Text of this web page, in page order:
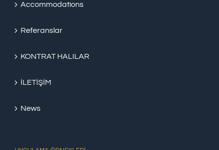
Accommodations
Referanslar
KONTRAT HALILAR
İLETİŞİM
News